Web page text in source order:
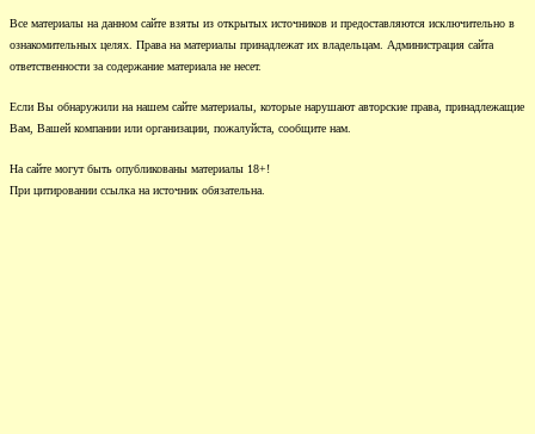
Все материалы на данном сайте взяты из открытых источников и предоставляются исключительно в
ознакомительных целях. Права на материалы принадлежат их владельцам. Администрация сайта
ответственности за содержание материала не несет.
Если Вы обнаружили на нашем сайте материалы, которые нарушают авторские права, принадлежащие
Вам, Вашей компании или организации, пожалуйста, сообщите нам.
На сайте могут быть опубликованы материалы 18+!
При цитировании ссылка на источник обязательна.